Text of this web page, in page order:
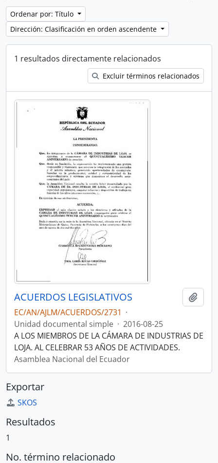
Ordenar por: Título
Dirección: Clasificación en orden ascendente
1 resultados directamente relacionados
Excluir términos relacionados
ACUERDOS LEGISLATIVOS
EC/AN/AJLM/ACUERDOS/2731 ·
Unidad documental simple · 2016-08-25
A LOS MIEMBROS DE LA CÁMARA DE INDUSTRIAS DE
LOJA. AL CELEBRAR 53 AÑOS DE ACTIVIDADES.
Asamblea Nacional del Ecuador
Exportar
SKOS
Resultados
1
No. término relacionado